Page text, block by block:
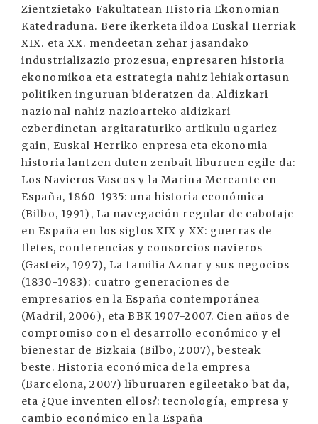
Zientzietako Fakultatean Historia Ekonomian
Katedraduna. Bere ikerketa ildoa Euskal Herriak
XIX. eta XX. mendeetan zehar jasandako
industrializazio prozesua, enpresaren historia
ekonomikoa eta estrategia nahiz lehiakortasun
politiken inguruan bideratzen da. Aldizkari
nazional nahiz nazioarteko aldizkari
ezberdinetan argitaraturiko artikulu ugariez
gain, Euskal Herriko enpresa eta ekonomia
historia lantzen duten zenbait liburuen egile da:
Los Navieros Vascos y la Marina Mercante en
España, 1860-1935: una historia económica
(Bilbo, 1991), La navegación regular de cabotaje
en España en los siglos XIX y XX: guerras de
fletes, conferencias y consorcios navieros
(Gasteiz, 1997), La familia Aznar y sus negocios
(1830-1983): cuatro generaciones de
empresarios en la España contemporánea
(Madril, 2006), eta BBK 1907-2007. Cien años de
compromiso con el desarrollo económico y el
bienestar de Bizkaia (Bilbo, 2007), besteak
beste. Historia económica de la empresa
(Barcelona, 2007) liburuaren egileetako bat da,
eta ¿Que inventen ellos?: tecnología, empresa y
cambio económico en la España